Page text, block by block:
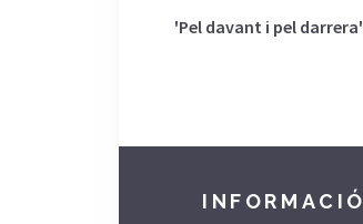
'Pel davant i pel